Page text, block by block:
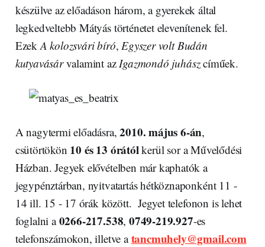
készülve az előadáson három, a gyerekek által
legkedveltebb Mátyás történetet elevenítenek fel.
Ezek A kolozsvári bíró, Egyszer volt Budán
kutyavásárvalamint az Igazmondó juhászcíműek.
A nagytermi előadásra,2010. május 6-án,
csütörtökön 10 és 13 órátólkerül sor a Művelődési
Házban. Jegyek elővételben már kaphatók a
jegypénztárban, nyitvatartás hétköznaponként 11 -
14 ill. 15 - 17 órák között. Jegyet telefonon is lehet
foglalni a0266-217.538, 0749-219.927-es
telefonszámokon, illetve atancmuhely@gmail.com